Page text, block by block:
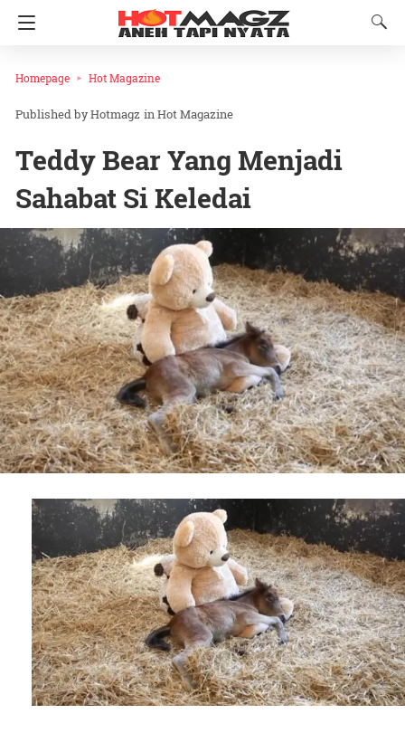
Homepage Hot Magazine
Hotmagz inHot Magazine
Teddy Bear Yang Menjadi
Sahabat Si Keledai